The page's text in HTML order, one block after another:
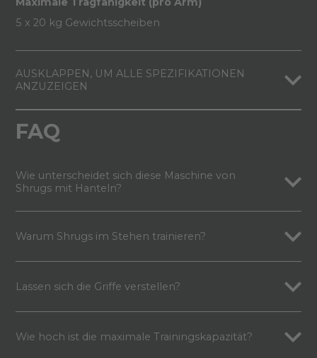
5 x 20 kg Gewichtsscheiben
AUSKLAPPEN, UM ALLE SPEZIFIKATIONEN
ANZUZEIGEN
FAQ
Wie unterscheidet sich diese Maschine von
Shrugs mit Hanteln?
Warum Shrugs im Stehen trainieren?
Lassen sich die Griffe verstellen?
Wie hoch ist die maximale Trainingskapazität?